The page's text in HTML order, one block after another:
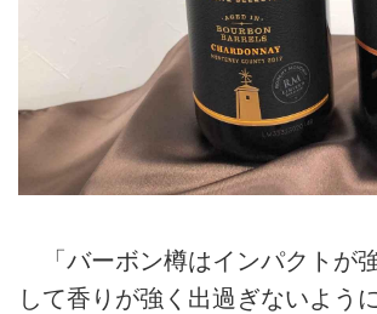
「バーボン樽はインパクトが
して香りが強く出過ぎないよう